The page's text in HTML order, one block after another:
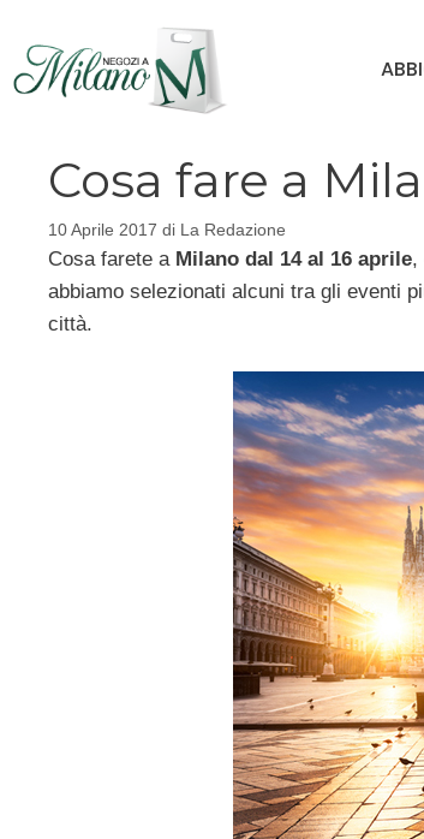
contenuto
Cosa fare a
10 Aprile 2017 di La Redazione
Cosa farete a Milano dal 14 al 16 aprile,
abbiamo selezionati alcuni tra gli eventi
città.